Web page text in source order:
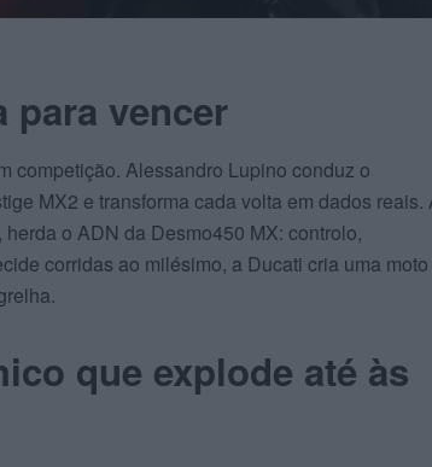
para vencer
competição. Alessandro Lupino conduz o
MX2 e transforma cada volta em dados reais.
o ADN da Desmo450 MX: controlo,
corridas ao milésimo, a Ducati cria uma
que explode até às